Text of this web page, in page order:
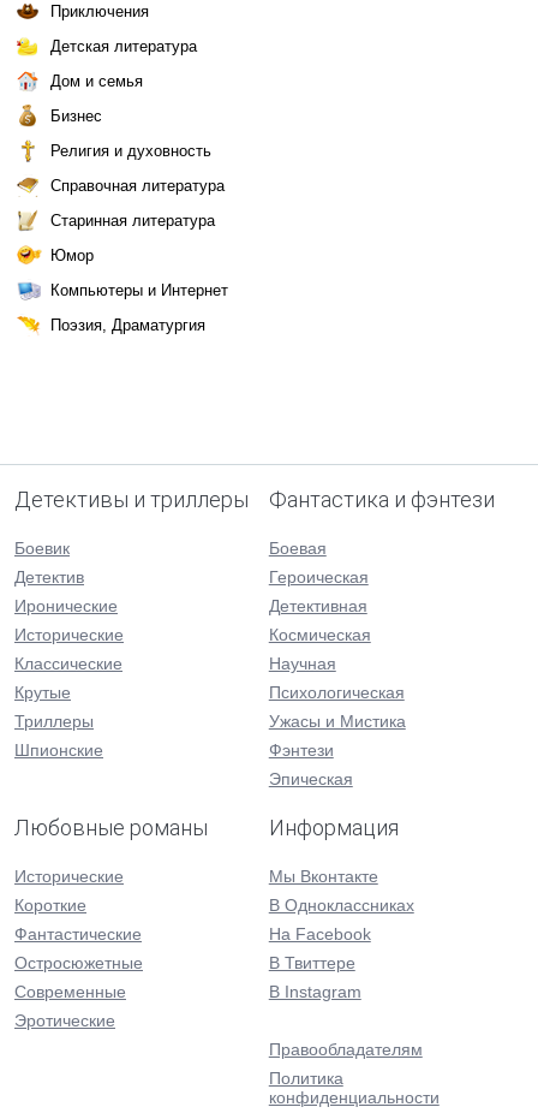
Приключения
Детская литература
Дом и семья
Бизнес
Религия и духовность
Справочная литература
Старинная литература
Юмор
Компьютеры и Интернет
Поэзия, Драматургия
Детективы и триллеры
Боевик
Детектив
Иронические
Исторические
Классические
Крутые
Триллеры
Шпионские
Фантастика и фэнтези
Боевая
Героическая
Детективная
Космическая
Научная
Психологическая
Ужасы и Мистика
Фэнтези
Эпическая
Любовные романы
Исторические
Короткие
Фантастические
Остросюжетные
Современные
Эротические
Информация
Мы Вконтакте
В Одноклассниках
На Facebook
В Твиттере
В Instagram
Правообладателям
Политика
конфиденциальности